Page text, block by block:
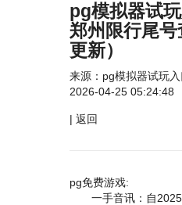
pg模拟器试
郑州限行尾号
更新）
来源： pg模拟器试玩入
2026-04-25 05:24:48
| 返回
pg免费游戏:
一手音讯：自2025